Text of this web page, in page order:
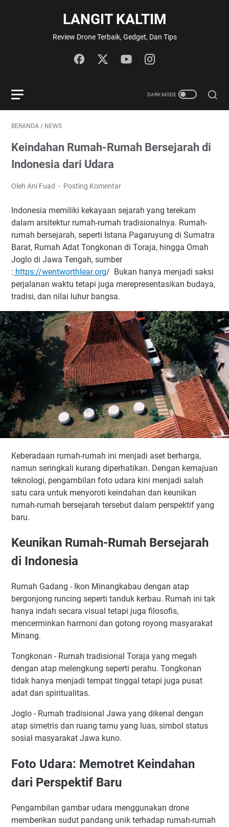
LANGIT KALTIM
Review Drone Terbaik, Gedget, Dan Tips
BERANDA / NEWS
Keindahan Rumah-Rumah Bersejarah di
Indonesia dari Udara
Oleh Ani Fuad Posting Komentar
Indonesia memiliki kekayaan sejarah yang terekam
dalam arsitektur rumah-rumah tradisionalnya. Rumah-
rumah bersejarah, seperti Istana Pagaruyung di Sumatra
Barat, Rumah Adat Tongkonan di Toraja, hingga Omah
Joglo di Jawa Tengah, sumber
: https://wentworthlear.org/ Bukan hanya menjadi saksi
perjalanan waktu tetapi juga merepresentasikan budaya,
tradisi, dan nilai luhur bangsa.
Keberadaan rumah-rumah ini menjadi aset berharga,
namun seringkali kurang diperhatikan. Dengan kemajuan
teknologi, pengambilan foto udara kini menjadi salah
satu cara untuk menyoroti keindahan dan keunikan
rumah-rumah bersejarah tersebut dalam perspektif yang
baru.
Keunikan Rumah-Rumah Bersejarah
di Indonesia
Rumah Gadang - Ikon Minangkabau dengan atap
bergonjong runcing seperti tanduk kerbau. Rumah ini tak
hanya indah secara visual tetapi juga filosofis,
mencerminkan harmoni dan gotong royong masyarakat
Minang.
Tongkonan - Rumah tradisional Toraja yang megah
dengan atap melengkung seperti perahu. Tongkonan
tidak hanya menjadi tempat tinggal tetapi juga pusat
adat dan spiritualitas.
Joglo - Rumah tradisional Jawa yang dikenal dengan
atap simetris dan ruang tamu yang luas, simbol status
sosial masyarakat Jawa kuno.
Foto Udara: Memotret Keindahan
dari Perspektif Baru
Pengambilan gambar udara menggunakan drone
memberikan sudut pandang unik terhadap rumah-rumah